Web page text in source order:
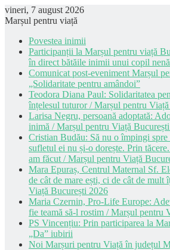
vineri, 7 august 2026
Marșul pentru viață
Povestea inimii
Participanții la Marșul pentru viață
în direct bătăile inimii unui copil
Comunicat post-eveniment Marșul
„Solidaritate pentru amândoi”
Teodora Diana Paul: Solidaritatea
înțelesul tuturor / Marșul pentru
Larisa Negru, persoană adoptată:
inimă / Marșul pentru Viață
Cristian Budău: Să nu o împingi spre
sufletul ei nu și-o dorește. Prin
am făcut / Marșul pentru Viață
Mara Epuraș, Centrul Maternal Sf.
de cât de mare ești, ci de cât de mult
Viață București 2026
Maria Czernin, Pro-Life Europe:
fie teamă să-l rostim / Marșul pentru
PS Vincențiu: Prin participarea la
„Da” iubirii
Noi Marșuri pentru Viață în județul